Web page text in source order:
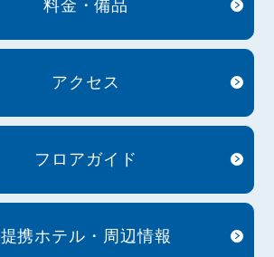
料金・備品
アクセス
フロアガイド
提携ホテル・周辺情報